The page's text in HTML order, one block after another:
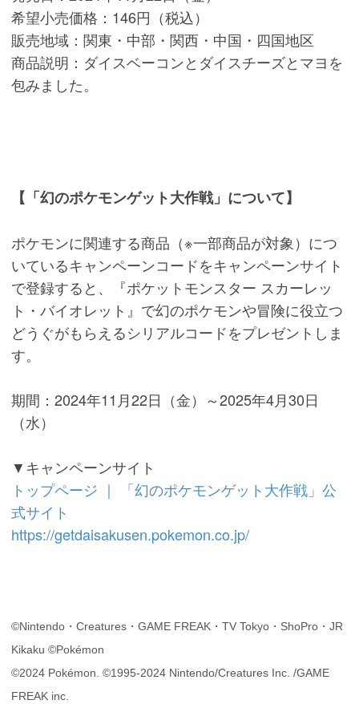
希望小売価格：146円（税込）
販売地域：関東・中部・関西・中国・四国地区
商品説明：ダイスベーコンとダイスチーズとマヨを
包みました。
【「幻のポケモンゲット大作戦」について】
ポケモンに関連する商品（※一部商品が対象）につ
いているキャンペーンコードをキャンペーンサイト
で登録すると、『ポケットモンスター スカーレッ
ト・バイオレット』で幻のポケモンや冒険に役立つ
どうぐがもらえるシリアルコードをプレゼントしま
す。
期間：2024年11月22日（金）～2025年4月30日
（水）
▼キャンペーンサイト
トップページ ｜ 「幻のポケモンゲット大作戦」公
式サイト
https://getdaisakusen.pokemon.co.jp/
©Nintendo・Creatures・GAME FREAK・TV Tokyo・ShoPro・JR
Kikaku ©Pokémon
©2024 Pokémon. ©1995-2024 Nintendo/Creatures Inc. /GAME
FREAK inc.